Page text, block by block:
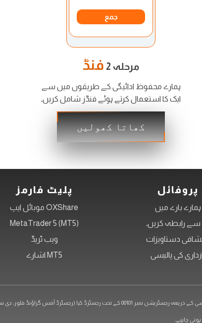
جمع
مرحلہ 2 فنڈ
ہمارے محفوظ ادائیگی کے طریقوں میں سے
ایک کا استعمال کرتے ہوئے فنڈز شامل کریں۔
کھاتا کھولیں
پروفائل
ہمارے بارے میں
سے رابطہ کریں۔
دستاویزات
کی پالیسی
پلیٹ فارمز
OXShare موبائل ایپ
MetaTrader 5 (MT5)
ویب ٹریڈ
MT5 اشارے
دی سوتھبی بلڈنگ، روڈنی بے، گراس-آئلیٹ، سینٹ لوشیا)